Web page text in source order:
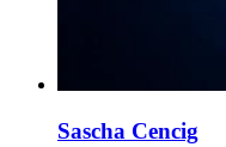
Sascha Cencig